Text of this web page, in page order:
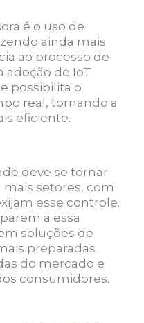
é o uso de
ainda mais
ao processo de
adoção de IoT
possibilita o
real, tornando a
eficiente.
deve se tornar
mais setores, com
esse controle.
a essa
soluções de
preparadas
do mercado e
consumidores.